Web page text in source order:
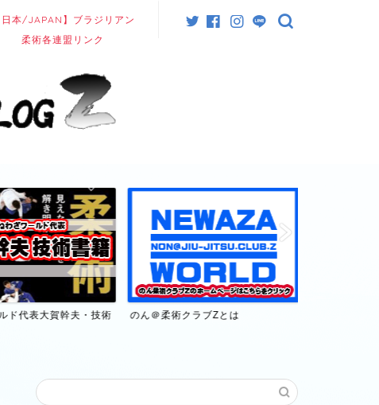
日本/JAPAN】ブラジリアン
柔術各連盟リンク
ド代表大賀幹夫・技術
のん＠柔術クラブZとは